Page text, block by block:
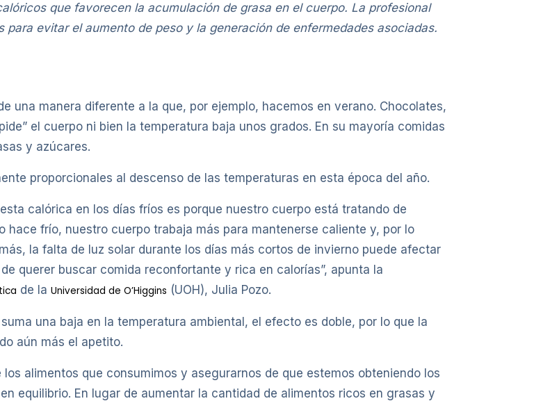
que favorecen la acumulación de grasa en el cuerpo. La profesional
evitar el aumento de peso y la generación de enfermedades asociadas.
una manera diferente a la que, por ejemplo, hacemos en verano. Chocolates,
el cuerpo ni bien la temperatura baja unos grados. En su mayoría comidas
y azúcares.
proporcionales al descenso de las temperaturas en esta época del año.
calórica en los días fríos es porque nuestro cuerpo está tratando de
hace frío, nuestro cuerpo trabaja más para mantenerse caliente y, por lo
la falta de luz solar durante los días más cortos de invierno puede afectar
querer buscar comida reconfortante y rica en calorías”, apunta la
de la Universidad de O’Higgins (UOH), Julia Pozo.
una baja en la temperatura ambiental, el efecto es doble, por lo que la
aún más el apetito.
alimentos que consumimos y asegurarnos de que estemos obteniendo los
equilibrio. En lugar de aumentar la cantidad de alimentos ricos en grasas y